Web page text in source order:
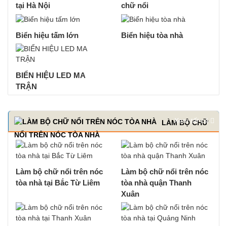
tại Hà Nội
chữ nổi
Biển hiệu tấm lớn Biển hiệu tòa nhà
BIỂN HIỆU LED MA
TRẬN
LÀM BỘ CHỮ
NỔI TRÊN NÓC TÒA NHÀ
Xem tất cả
Làm bộ chữ nổi trên nóc
tòa nhà tại Bắc Từ Liêm
Làm bộ chữ nổi trên nóc
tòa nhà quận Thanh
Xuân